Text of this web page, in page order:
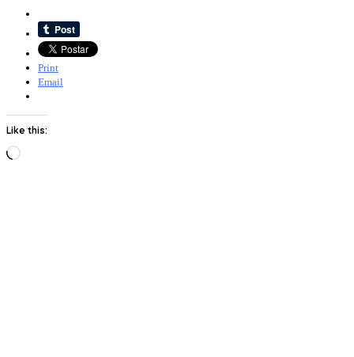
Print
Email
Like this:
Loading…